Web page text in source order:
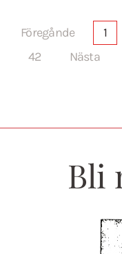
Föregånde 1
42
Nästa
Bli